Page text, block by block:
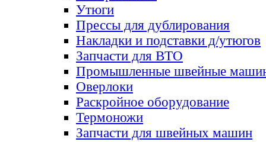
Утюги
Прессы для дублирования
Накладки и подставки д/утюгов
Запчасти для ВТО
Промышленные швейные
Оверлоки
Раскройное оборудование
Термоножи
Запчасти для швейных машин